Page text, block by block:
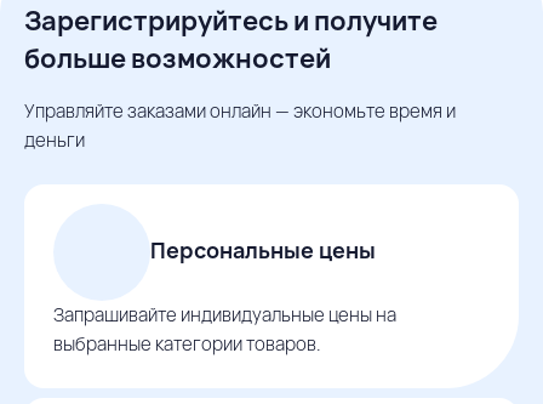
Зарегистрируйтесь и получите
больше возможностей
Управляйте заказами онлайн — экономьте время и
деньги
Персональные цены
Запрашивайте индивидуальные цены на
выбранные категории товаров.